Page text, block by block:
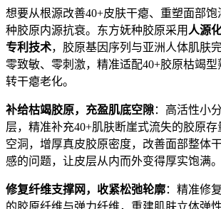
想要从根源改善40+皮肤干瘪、重塑面部
种胶原内源抗衰。东方妩种胶原采用 人源
专利技术，胶原基因序列与亚洲人体肌肤
零致敏、零刺激，精准适配40+胶原枯竭
转干瘪老化。
补给枯竭胶原，充盈肌底空隙：高活性小
层，精准补充40+肌肤断崖式流失的胶原
空洞，增厚真皮胶原密度，改善面部整体
感的问题，让皮层从内而外变得厚实饱满。
修复纤维支撑网，收紧松弛轮廓：精准修
的胶原纤维与弹力纤维，重建肌肤立体弹